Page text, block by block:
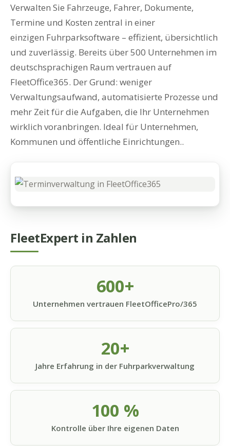
Verwalten Sie Fahrzeuge, Fahrer, Dokumente,
Termine und Kosten zentral in einer
einzigen Fuhrparksoftware – effizient, übersichtlich
und zuverlässig. Bereits über 500 Unternehmen im
deutschsprachigen Raum vertrauen auf
FleetOffice365. Der Grund: weniger
Verwaltungsaufwand, automatisierte Prozesse und
mehr Zeit für die Aufgaben, die Ihr Unternehmen
wirklich voranbringen. Ideal für Unternehmen,
Kommunen und öffentliche Einrichtungen..
FleetExpert in Zahlen
600+
Unternehmen vertrauen FleetOfficePro/365
20+
Jahre Erfahrung in der Fuhrparkverwaltung
100 %
Kontrolle über Ihre eigenen Daten